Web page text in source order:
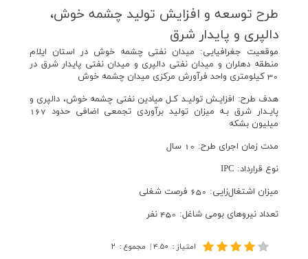
طرح توسعه و افزایش تولید چشمه خوش،
دالپری و پایدار شرق
موقعيت جغرافيايی: ميدان نفتی چشمه خوش در استان ايلام
منطقه دهلران و ميدان نفتی دالپری و ميدان نفتی پايدار شرق در
30 كيلومتری واحد فرآورش مركزی ميدان چشمه خوش
هدف طرح: افزايـش توليـد كـل ميادين نفتی چشمه خوش، دالپری و
پايـدار شرق بـه ميزان توليد برآوردی تجمعی اضافی حدود 167
ميليون بشكه
مدت زمان اجرای طرح: 10 سال
نوع قرارداد: IPC
ميزان اشتغال‌زايی: 650 فرصت شغلی
تعداد نيروهای بومی شاغل: 450 نفر
امتیاز : ۴.۵۰| مجموع : ۲